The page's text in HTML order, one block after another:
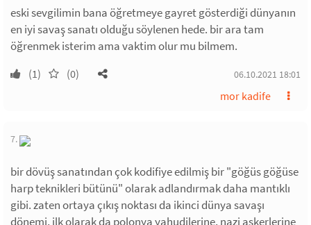
eski sevgilimin bana öğretmeye gayret gösterdiği dünyanın
en iyi savaş sanatı olduğu söylenen hede. bir ara tam
öğrenmek isterim ama vaktim olur mu bilmem.
(1) (0) 06.10.2021 18:01
mor kadife
7.
bir dövüş sanatından çok kodifiye edilmiş bir "göğüs göğüse
harp teknikleri bütünü" olarak adlandırmak daha mantıklı
gibi. zaten ortaya çıkış noktası da ikinci dünya savaşı
dönemi, ilk olarak da polonya yahudilerine, nazi askerlerine